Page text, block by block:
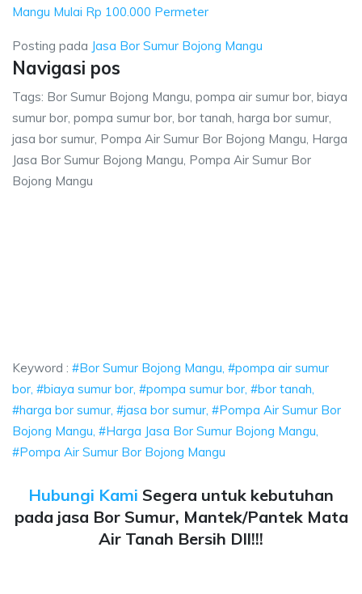
Mangu Mulai Rp 100.000 Permeter
Posting pada Jasa Bor Sumur Bojong Mangu
Navigasi pos
Tags: Bor Sumur Bojong Mangu, pompa air sumur bor, biaya
sumur bor, pompa sumur bor, bor tanah, harga bor sumur,
jasa bor sumur, Pompa Air Sumur Bor Bojong Mangu, Harga
Jasa Bor Sumur Bojong Mangu, Pompa Air Sumur Bor
Bojong Mangu
Keyword : #Bor Sumur Bojong Mangu, #pompa air sumur
bor, #biaya sumur bor, #pompa sumur bor, #bor tanah,
#harga bor sumur, #jasa bor sumur, #Pompa Air Sumur Bor
Bojong Mangu, #Harga Jasa Bor Sumur Bojong Mangu,
#Pompa Air Sumur Bor Bojong Mangu
Hubungi Kami Segera untuk kebutuhan
pada jasa Bor Sumur, Mantek/Pantek Mata
Air Tanah Bersih Dll!!!